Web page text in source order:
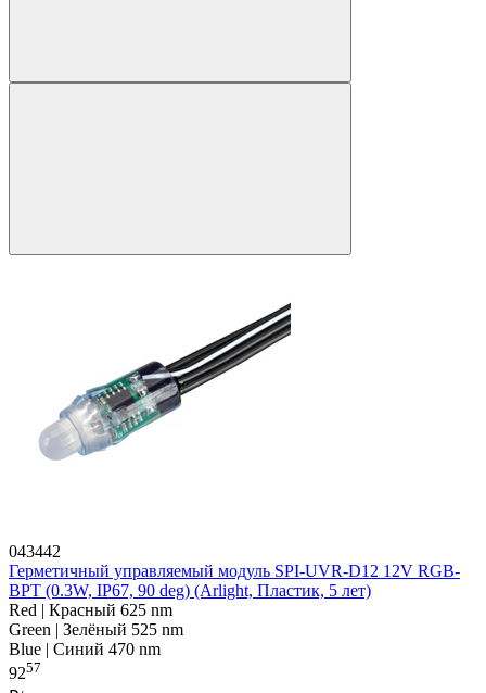
043442
Герметичный управляемый модуль SPI-UVR-D12 12V RGB-
BPT (0.3W, IP67, 90 deg) (Arlight, Пластик, 5 лет)
Red | Красный 625 nm
Green | Зелёный 525 nm
Blue | Синий 470 nm
9257